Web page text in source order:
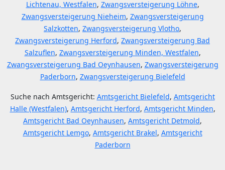
Lichtenau, Westfalen, Zwangsversteigerung Löhne,
Zwangsversteigerung Nieheim, Zwangsversteigerung
Salzkotten, Zwangsversteigerung Vlotho,
Zwangsversteigerung Herford, Zwangsversteigerung Bad
Salzuflen, Zwangsversteigerung Minden, Westfalen,
Zwangsversteigerung Bad Oeynhausen, Zwangsversteigerung
Paderborn, Zwangsversteigerung Bielefeld
Suche nach Amtsgericht: Amtsgericht Bielefeld, Amtsgericht
Halle (Westfalen), Amtsgericht Herford, Amtsgericht Minden,
Amtsgericht Bad Oeynhausen, Amtsgericht Detmold,
Amtsgericht Lemgo, Amtsgericht Brakel, Amtsgericht
Paderborn